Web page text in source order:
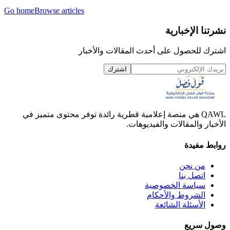
Go homeBrowse articles
نشرتنا الإخبارية
اشترك للحصول على أحدث المقالات والأخبار
اشترك
QAWL هي منصة إعلامية قطرية رائدة توفر محتوى متميز في
الأخبار والمقالات والفيديوهات.
روابط مفيدة
من نحن
اتصل بنا
سياسة الخصوصية
الشروط والأحكام
الأسئلة الشائعة
وصول سريع